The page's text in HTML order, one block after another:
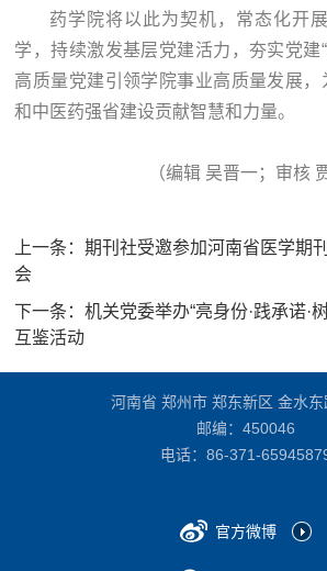
药学院将以此为契机，常态化开
学，持续激发基层党建活力，夯实党建
高质量党建引领学院事业高质量发展，
和中医药强省建设贡献智慧和力量。
（编辑 吴晋一；审核
上一条：期刊社受邀参加河南省医学期
会
下一条：机关党委举办“亮身份·践承诺·
互鉴活动
河南省 郑州市 郑东新区 金水
邮编：450046
电话： 86-371-
官方微博